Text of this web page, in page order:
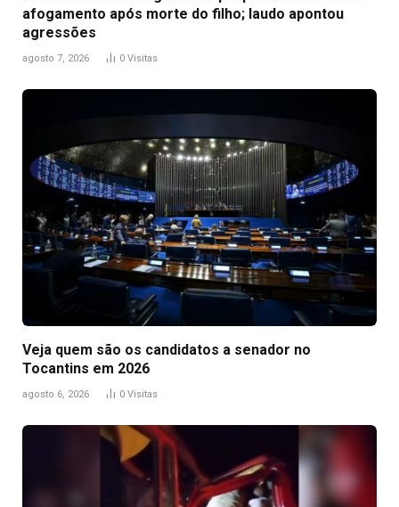
afogamento após morte do filho; laudo apontou
agressões
agosto 7, 2026 0 Visitas
Veja quem são os candidatos a senador no
Tocantins em 2026
agosto 6, 2026 0 Visitas